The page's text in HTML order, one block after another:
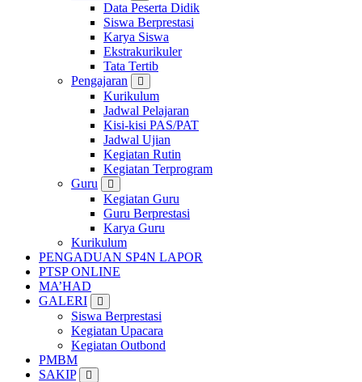
Data Peserta Didik
Siswa Berprestasi
Karya Siswa
Ekstrakurikuler
Tata Tertib
Pengajaran
Kurikulum
Jadwal Pelajaran
Kisi-kisi PAS/PAT
Jadwal Ujian
Kegiatan Rutin
Kegiatan Terprogram
Guru
Kegiatan Guru
Guru Berprestasi
Karya Guru
Kurikulum
PENGADUAN SP4N LAPOR
PTSP ONLINE
MA’HAD
GALERI
Siswa Berprestasi
Kegiatan Upacara
Kegiatan Outbond
PMBM
SAKIP